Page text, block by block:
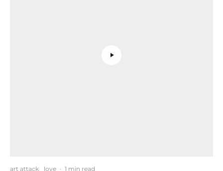
art attack love · 1 min read